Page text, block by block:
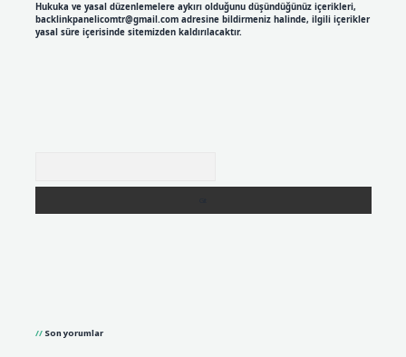
Hukuka ve yasal düzenlemelere aykırı olduğunu düşündüğünüz içerikleri,
backlinkpanelicomtr@gmail.comadresine bildirmeniz halinde, ilgili içerikler
yasal süre içerisinde sitemizden kaldırılacaktır.
Son yorumlar